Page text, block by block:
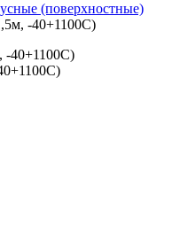
(поверхностные)
-40+1100С)